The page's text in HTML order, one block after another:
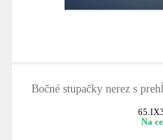
Bočné stupačky nerez s
Na